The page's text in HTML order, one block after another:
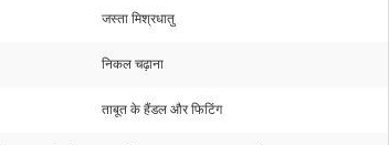
जस्ता मिश्रधातु
निकल चढ़ाना
ताबूत के हैंडल और फिटिंग